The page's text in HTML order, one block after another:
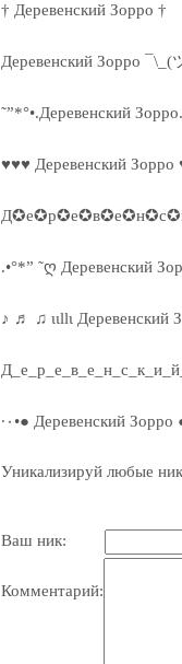
† Деревенский Зорро †
Деревенский Зорро ¯\_(
˜”*°•.Деревенский
♥♥♥ Деревенский Зорро
.•°*” ˜ღ Деревенский
♪ ♬ ♫ ιιllι Деревенский
Уникализируй любые
Ваш ник:
Комментарий: